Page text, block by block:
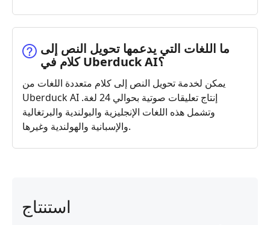
ما اللغات التي يدعمها تحويل النص إلى
كلام في Uberduck AI؟
يمكن لخدمة تحويل النص إلى كلام متعددة اللغات من
Uberduck AI إنتاج تعليقات صوتية بحوالي 24 لغة.
وتشمل هذه اللغات الإنجليزية والبولندية والبرتغالية
والإسبانية والهولندية وغيرها.
استنتاج